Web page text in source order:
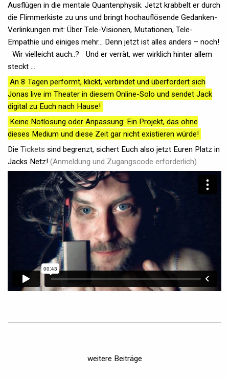
Ausflügen in die mentale Quantenphysik. Jetzt krabbelt er durch
die Flimmerkiste zu uns und bringt hochauflösende Gedanken-
Verlinkungen mit: Über Tele-Visionen, Mutationen, Tele-
Empathie und einiges mehr... Denn jetzt ist alles anders – noch!
Wir vielleicht auch..? Und er verrät, wer wirklich hinter allem
steckt …
An 8 Tagen performt, klickt, verbindet und überfordert sich
Jonas live im Theater in diesem Online-Solo und sendet Jack
digital zu Euch nach Hause!
Keine Notlösung oder Anpassung: Ein Projekt, das ohne
dieses Medium und diese Zeit gar nicht existieren würde!
Die Tickets sind begrenzt, sichert Euch also jetzt Euren Platz in
Jacks Netz! (Anmeldung und Zugangscode erforderlich)
weitere Beiträge